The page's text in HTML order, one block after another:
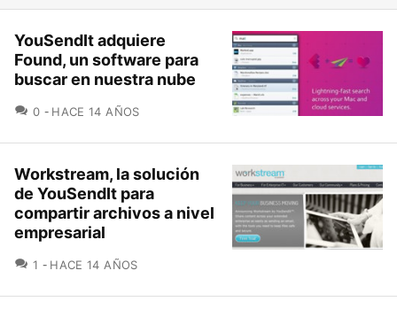
YouSendIt adquiere
Found, un software para
buscar en nuestra nube
0 COMENTARIOS
HACE 14 AÑOS
Workstream, la solución
de YouSendIt para
compartir archivos a nivel
empresarial
1 COMENTARIOS
HACE 14 AÑOS